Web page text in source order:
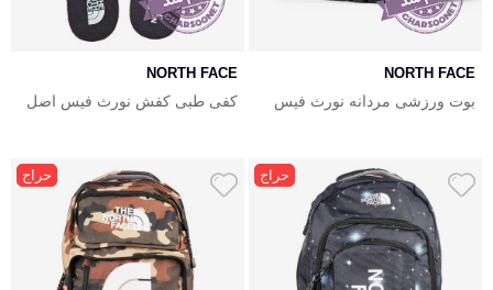
NORTH FACE
بوت ورزشی مردانه نورث فیس
NORTH FACE
کفی طبی کفش نورث فیس اصل
حراج حراج